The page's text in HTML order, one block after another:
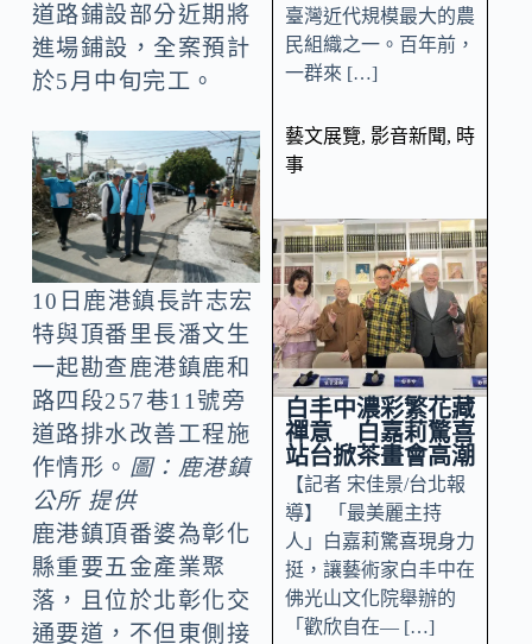
道路鋪設部分近期將
進場鋪設，全案預計
於5月中旬完工。
10日鹿港鎮長許志宏
特與頂番里長潘文生
一起勘查鹿港鎮鹿和
路四段257巷11號旁
道路排水改善工程施
作情形。 圖：鹿港鎮
公所 提供
鹿港鎮頂番婆為彰化
縣重要五金產業聚
落，且位於北彰化交
通要道，不但東側接
臺灣近代規模最大的農
民組織之一。百年前，
一群來 […]
藝文展覽, 影音新聞, 時
事
白丰中濃彩繁花藏
禪意 白嘉莉驚喜
站台掀茶畫會高潮
【記者 宋佳景/台北報
導】 「最美麗主持
人」白嘉莉驚喜現身力
挺，讓藝術家白丰中在
佛光山文化院舉辦的
「歡欣自在— […]